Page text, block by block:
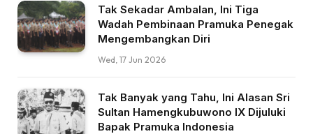
Tak Sekadar Ambalan, Ini Tiga
Wadah Pembinaan Pramuka Penegak
Mengembangkan Diri
Wed, 17 Jun 2026
Tak Banyak yang Tahu, Ini Alasan Sri
Sultan Hamengkubuwono IX Dijuluki
Bapak Pramuka Indonesia